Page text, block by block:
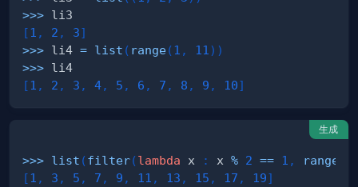
>>>
[1 , 2 , 3]
>>> li4 = list ( range(1 , 11 ) )
>>>
[1 , 2 , 3 , 4, 5 , 6 , 7 , 8 , 9 , 10]
生成
>>> list (filter(lambda x : x % 2 == 1 , range
[1 , 3 , 5 , 7 , 9 , 11 , 13 , 15 , 17 , 19]